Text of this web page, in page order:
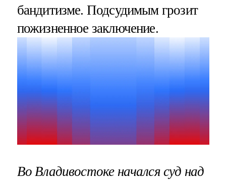
бандитизме. Подсудимым грозит
пожизненное заключение.
Во Владивостоке начался суд над